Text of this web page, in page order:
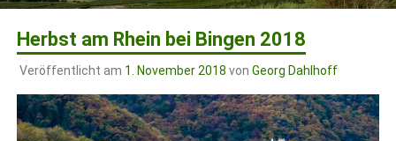
Herbst am Rhein bei Bingen 2018
Veröffentlicht am 1. November 2018 von Georg Dahlhoff